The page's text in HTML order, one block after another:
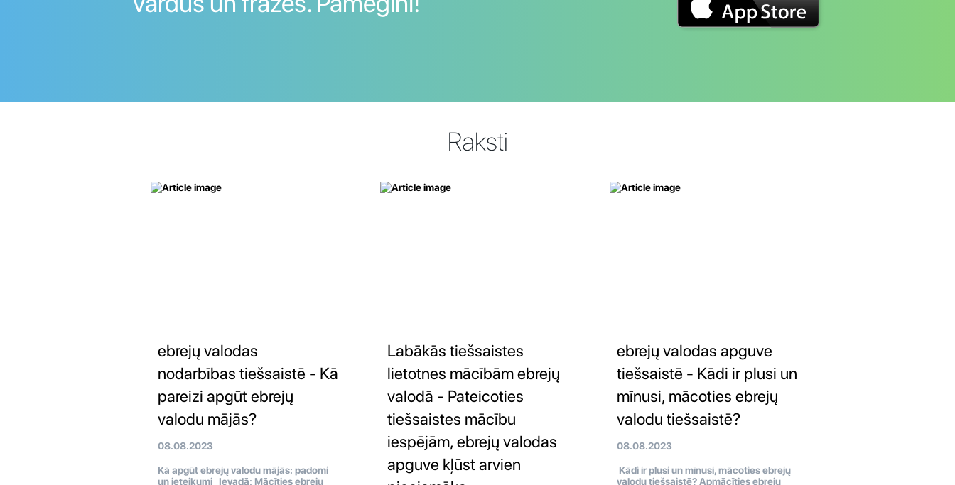
Raksti
ebrejų valodas
nodarbības tiešsaistē - Kā
pareizi apgūt ebrejų
valodu mājās?
08.08.2023
Kā apgūt ebrejų valodu mājās: padomi
un ieteikumi Ievadā: Mācīties ebrejų
Labākās tiešsaistes
lietotnes mācībām ebrejų
valodā - Pateicoties
tiešsaistes mācību
iespējām, ebrejų valodas
apguve kļūst arvien
ebrejų valodas apguve
tiešsaistē - Kādi ir plusi un
mīnusi, mācoties ebrejų
valodu tiešsaistē?
08.08.2023
Kādi ir plusi un mīnusi, mācoties ebrejų
valodu tiešsaistē? Apmācīties ebrejų